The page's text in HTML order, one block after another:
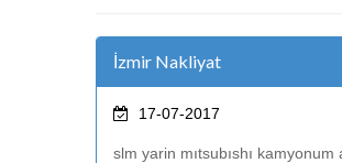
İzmir Nakliyat
17-07-2017
slm yarin mıtsubıshı